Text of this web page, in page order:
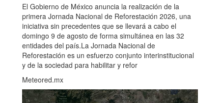
El Gobierno de México anuncia la realización de la
primera Jornada Nacional de Reforestación 2026, una
iniciativa sin precedentes que se llevará a cabo el
domingo 9 de agosto de forma simultánea en las 32
entidades del país.La Jornada Nacional de
Reforestación es un esfuerzo conjunto interinstitucional
y de la sociedad para habilitar y refor
Meteored.mx